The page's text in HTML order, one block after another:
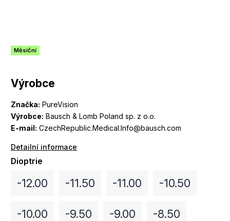
Výrobce
Značka: PureVision
Výrobce: Bausch & Lomb Poland sp. z o.o.
E-mail: CzechRepublic.Medical.Info@bausch.com
Detailní informace
Měsíční
Dioptrie
-12.00 -11.50 -11.00 -10.50
-10.00 -9.50 -9.00 -8.50